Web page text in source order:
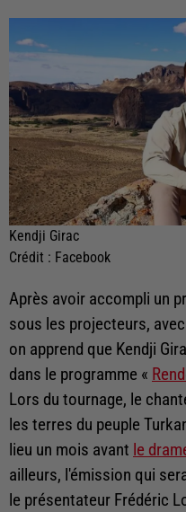
Kendji Girac
Crédit : Facebook
Après avoir accompli un
sous les projecteurs,
on apprend que Kendji
dans le programme «
Lors du tournage, le
les terres du peuple
lieu un mois avant le
ailleurs, l'émission qui
le présentateur Frédéric